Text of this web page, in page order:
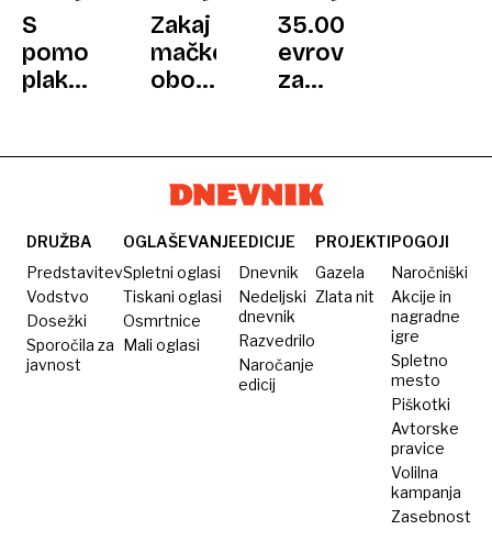
S
pomočjo
plakatov
oglasilo
4000
kandidatov
Zakaj
mačke
obožujejo
o
najbolj
mačji
razvadi
35.000
evrov
za
Kultni
filmski
so
danes
vredni
celo
premoženje
DRUŽBA
Predstavitev
Vodstvo
Dosežki
Sporočila za
javnost
OGLAŠEVANJE
Spletni oglasi
Tiskani oglasi
Osmrtnice
Mali oglasi
EDICIJE
Dnevnik
Nedeljski
dnevnik
Razvedrilo
Naročanje
edicij
PROJEKTI
Gazela
Zlata nit
POGOJI
Naročniški
Akcije in
nagradne
igre
Spletno
mesto
Piškotki
Avtorske
pravice
Volilna
kampanja
Zasebnost